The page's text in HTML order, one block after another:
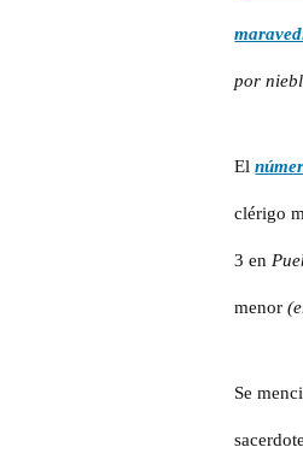
por
El
clérigo
3 en
menor
Se